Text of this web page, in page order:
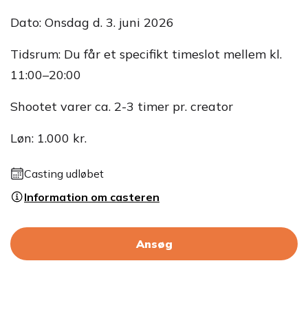
Dato: Onsdag d. 3. juni 2026
Tidsrum: Du får et specifikt timeslot mellem kl.
11:00–20:00
Shootet varer ca. 2-3 timer pr. creator
Løn: 1.000 kr.
Casting udløbet
Information om casteren
Ansøg